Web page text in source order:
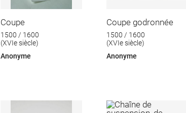
Coupe
1500 / 1600
(XVIe siècle)
Anonyme
Coupe godronnée
1500 / 1600
(XVIe siècle)
Anonyme